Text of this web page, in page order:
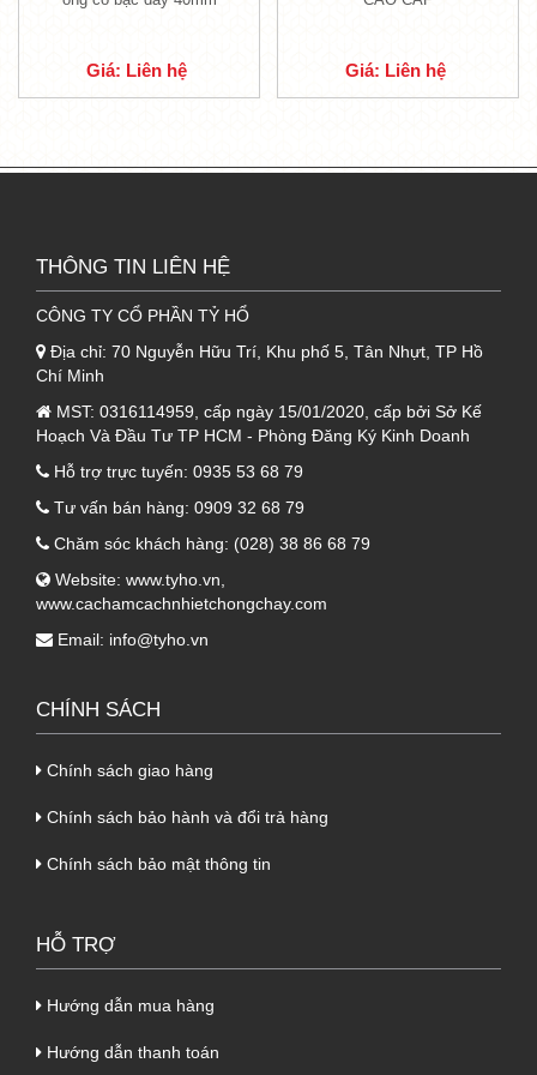
kết chặt chẽ với 2 lớp còn lại, đem lại 1 sản
+ PU + PP/Alufim)
Lớp
Loại
Lớp trên
cùng
Tôn Đông Á, Hoa
theo yêu cầu
Lớp ở
Xốp PU
Lớp dưới
cùng
Lớp giấy PP/Alufim
lớp tôn nền dày 0.45mm + PU +
ồn tốt, đảm bảo được sức khỏe cho người sử
dụng, đồng thời thân thiện với môi trường.
năng tiêu thụ, tạo ra môi trường mát mẻ, dễ
chịu.
- Khả năng chống thấm dột hiệu quả, giúp
mưa.
Giá: Liên hệ Giá: Liên hệ
THÔNG TIN LIÊN HỆ
CÔNG TY CỔ PHẦN TỶ HỔ
Địa chỉ: 70 Nguyễn Hữu Trí, Khu phố 5, Tân Nhựt, TP Hồ
Chí Minh
MST: 0316114959, cấp ngày 15/01/2020, cấp bởi Sở Kế
Hoạch Và Đầu Tư TP HCM - Phòng Đăng Ký Kinh Doanh
Hỗ trợ trực tuyến: 0935 53 68 79
Tư vấn bán hàng: 0909 32 68 79
Chăm sóc khách hàng: (028) 38 86 68 79
Website: www.tyho.vn
www.cachamcachnhietchongchay.com
Email: info@tyho.vn
CHÍNH SÁCH
Chính sách giao hàng
Chính sách bảo hành và đổi trả hàng
Chính sách bảo mật thông tin
HỖ TRỢ
Hướng dẫn mua hàng
Hướng dẫn thanh toán